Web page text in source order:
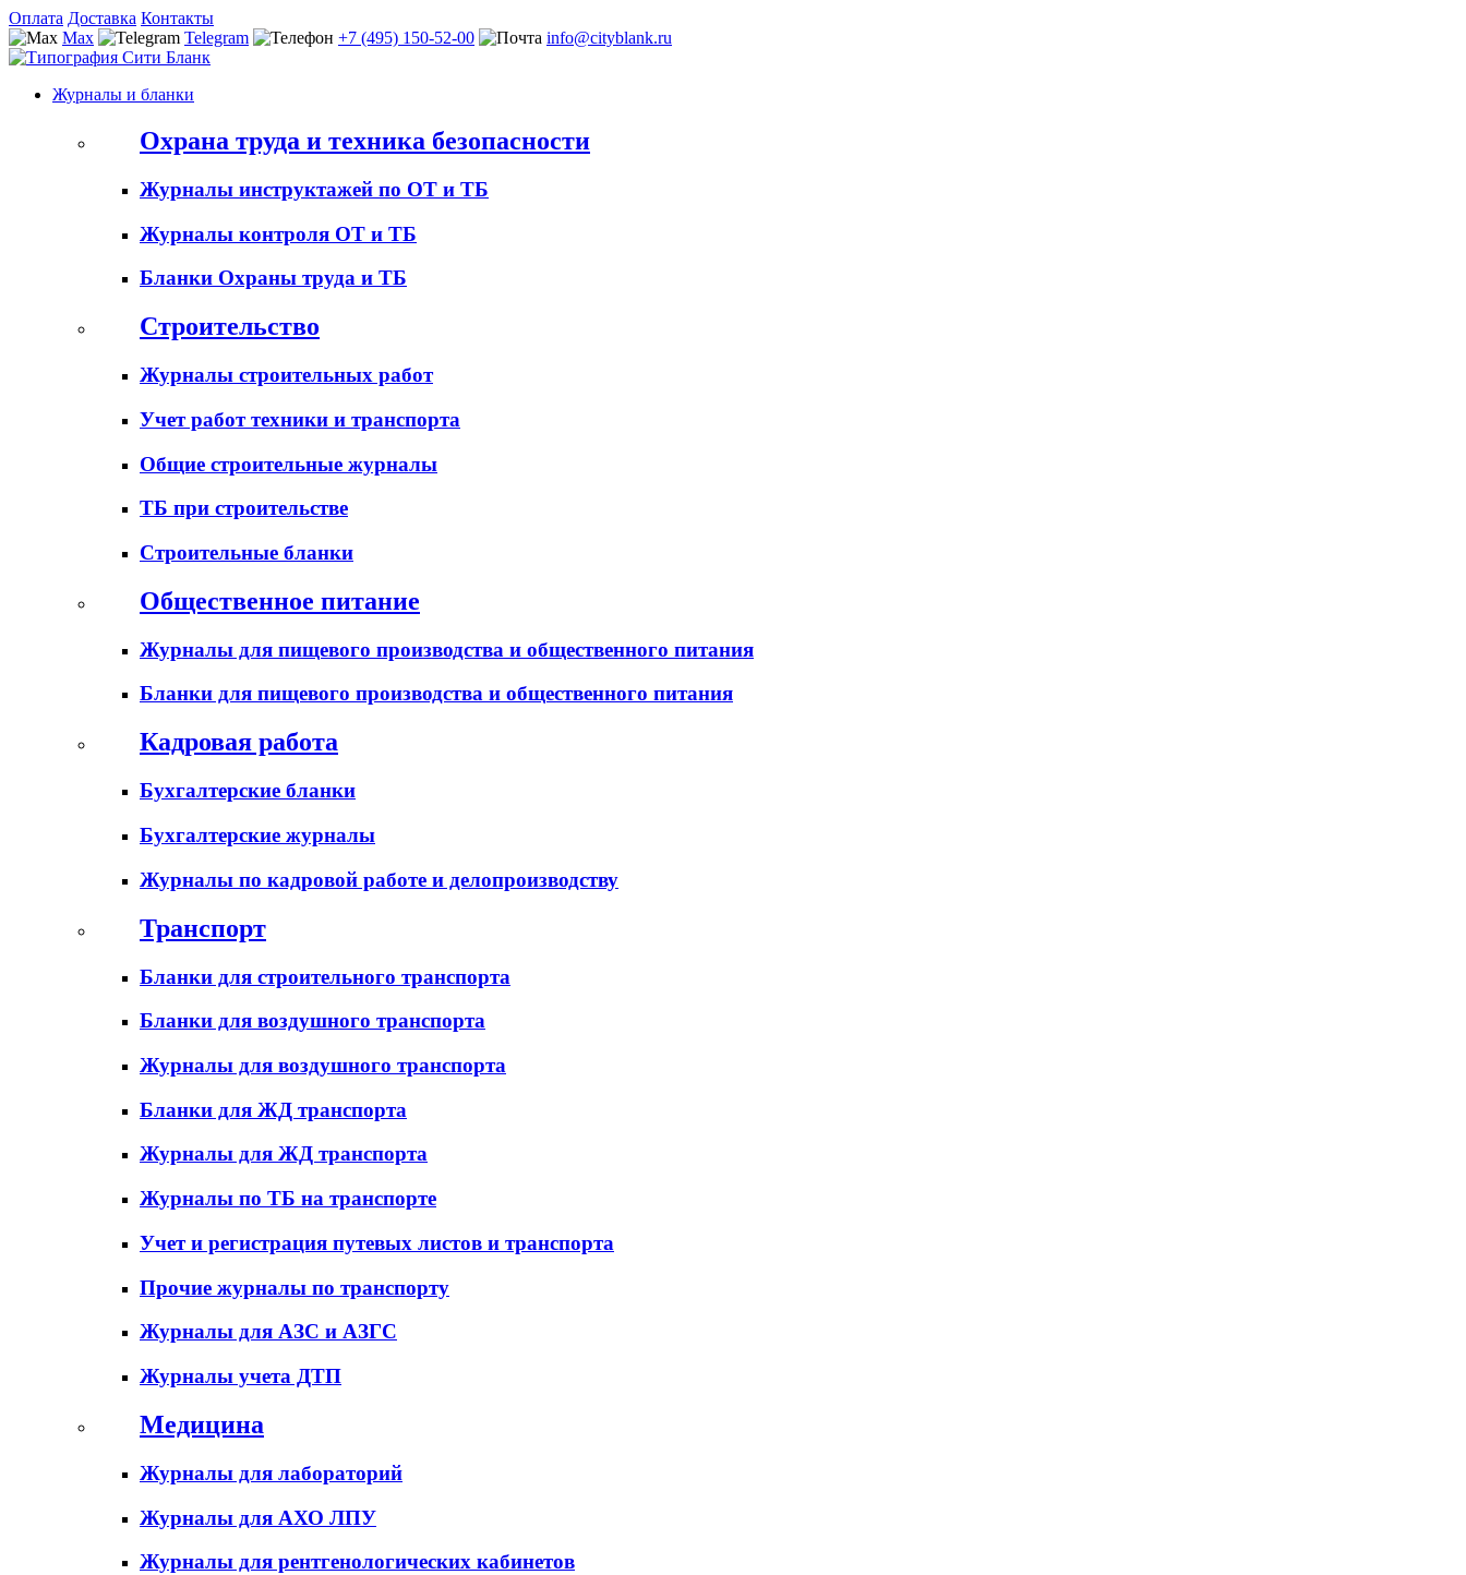
Оплата Доставка Контакты
Max
Telegram +7 (495) 150-52-00 info@cityblank.ru
Журналы и бланки
Охрана труда и техника безопасности
Журналы инструктажей по ОТ и ТБ
Журналы контроля ОТ и ТБ
Бланки Охраны труда и ТБ
Строительство
Журналы строительных работ
Учет работ техники и транспорта
Общие строительные журналы
ТБ при строительстве
Строительные бланки
Общественное питание
Журналы для пищевого производства и общественного питания
Бланки для пищевого производства и общественного питания
Кадровая работа
Бухгалтерские бланки
Бухгалтерские журналы
Журналы по кадровой работе и делопроизводству
Транспорт
Бланки для строительного транспорта
Бланки для воздушного транспорта
Журналы для воздушного транспорта
Бланки для ЖД транспорта
Журналы для ЖД транспорта
Журналы по ТБ на транспорте
Учет и регистрация путевых листов и транспорта
Прочие журналы по транспорту
Журналы для АЗС и АЗГС
Журналы учета ДТП
Медицина
Журналы для лабораторий
Журналы для АХО ЛПУ
Журналы для рентгенологических кабинетов